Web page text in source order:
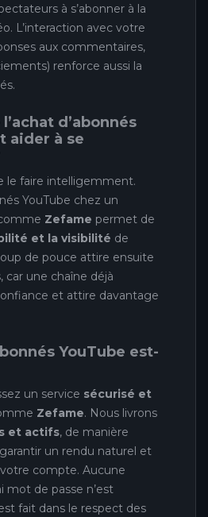
à s’abonner à la
L’interaction avec votre
aux commentaires,
renforce aussi la
d’abonnés
aider à se
le faire intelligemment.
YouTube chez un
Zefame permet de
et la visibilité de
de pouce attire ensuite
car une chaîne déjà
et attire davantage
YouTube est-
un service sécurisé et
Zefame. Nous livrons
et actifs, de manière
un rendu naturel et
compte. Aucune
mot de passe n’est
fait dans le respect des